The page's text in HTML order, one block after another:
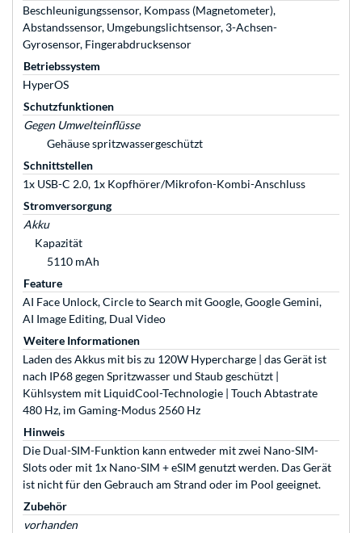
Beschleunigungssensor, Kompass (Magnetometer),
Abstandssensor, Umgebungslichtsensor, 3-Achsen-
Gyrosensor, Fingerabdrucksensor
Betriebssystem
HyperOS
Schutzfunktionen
Gegen Umwelteinflüsse
Gehäuse spritzwassergeschützt
Schnittstellen
1x USB-C 2.0, 1x Kopfhörer/Mikrofon-Kombi-Anschluss
Stromversorgung
Akku
Kapazität
5110 mAh
Feature
AI Face Unlock, Circle to Search mit Google, Google Gemini,
AI Image Editing, Dual Video
Weitere Informationen
Laden des Akkus mit bis zu 120W Hypercharge | das Gerät ist
nach IP68 gegen Spritzwasser und Staub geschützt |
Kühlsystem mit LiquidCool-Technologie | Touch Abtastrate
480 Hz, im Gaming-Modus 2560 Hz
Hinweis
Die Dual-SIM-Funktion kann entweder mit zwei Nano-SIM-
Slots oder mit 1x Nano-SIM + eSIM genutzt werden. Das Gerät
ist nicht für den Gebrauch am Strand oder im Pool geeignet.
Zubehör
vorhanden